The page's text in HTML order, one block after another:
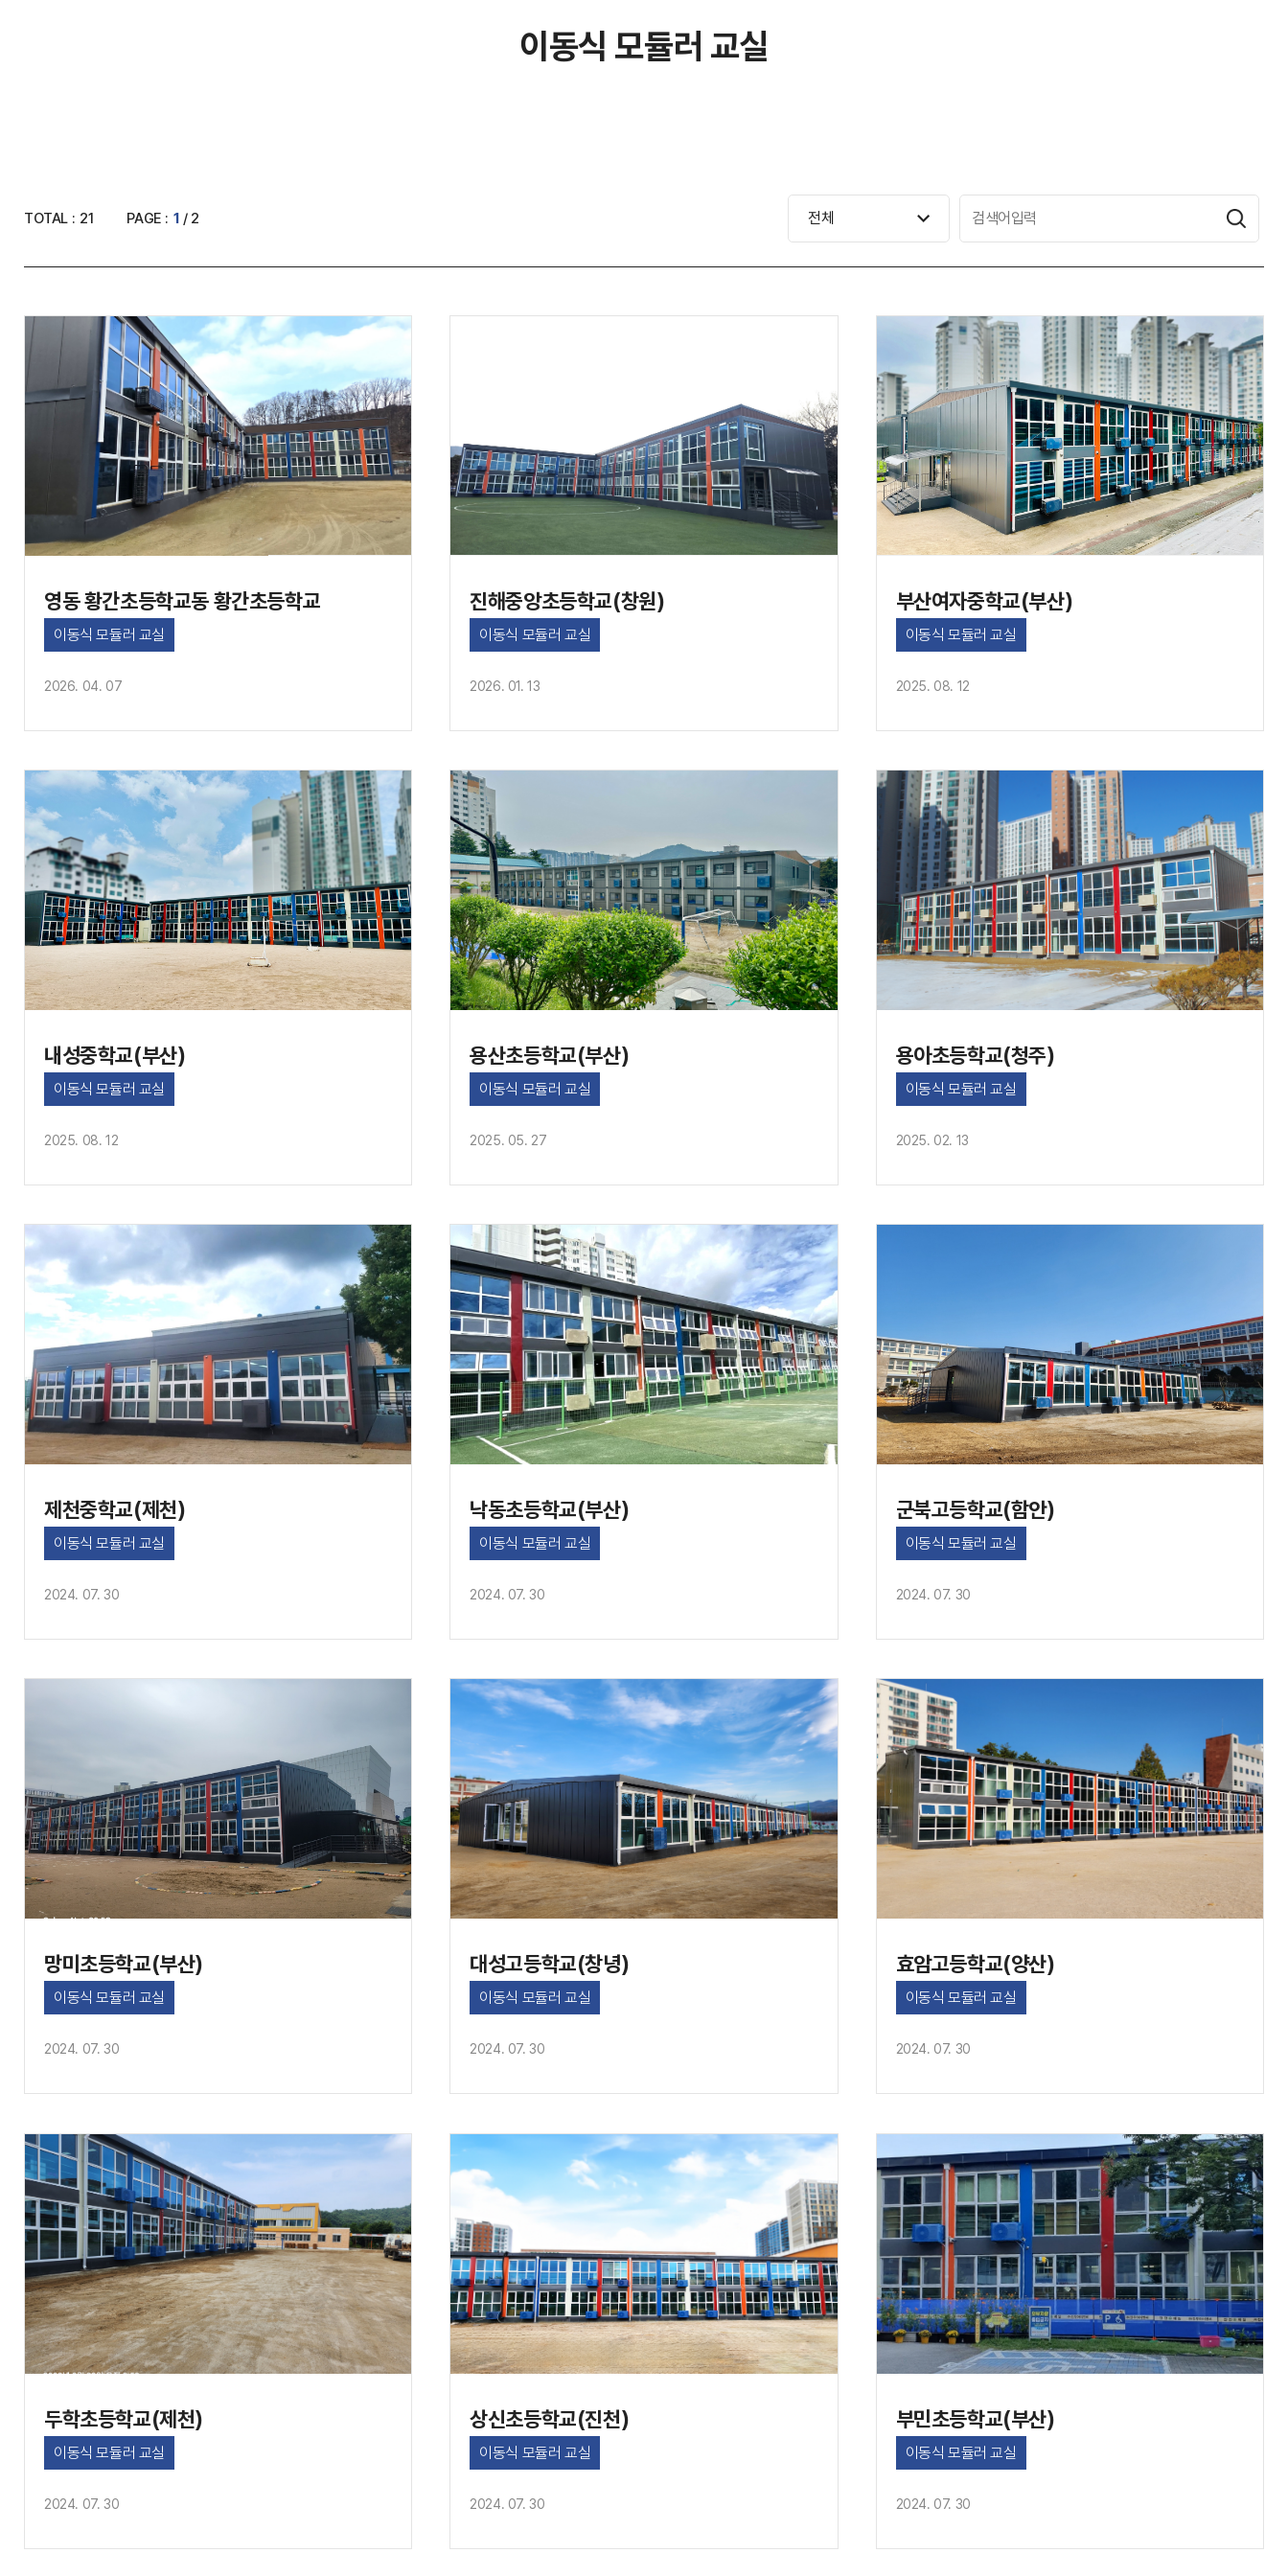
이동식 모듈러 교실
전체
TOTAL : 21 PAGE : 1 / 2
영동 황간초등학교동 황간초등학교
이동식 모듈러 교실
2026. 04. 07
진해중앙초등학교(창원)
이동식 모듈러 교실
2026. 01. 13
부산여자중학교(부산)
이동식 모듈러 교실
2025. 08. 12
내성중학교(부산)
이동식 모듈러 교실
2025. 08. 12
용산초등학교(부산)
이동식 모듈러 교실
2025. 05. 27
용아초등학교(청주)
이동식 모듈러 교실
2025. 02. 13
제천중학교(제천)
이동식 모듈러 교실
2024. 07. 30
낙동초등학교(부산)
이동식 모듈러 교실
2024. 07. 30
군북고등학교(함안)
이동식 모듈러 교실
2024. 07. 30
망미초등학교(부산)
이동식 모듈러 교실
2024. 07. 30
대성고등학교(창녕)
이동식 모듈러 교실
2024. 07. 30
효암고등학교(양산)
이동식 모듈러 교실
2024. 07. 30
두학초등학교(제천)
이동식 모듈러 교실
2024. 07. 30
상신초등학교(진천)
이동식 모듈러 교실
2024. 07. 30
부민초등학교(부산)
이동식 모듈러 교실
2024. 07. 30